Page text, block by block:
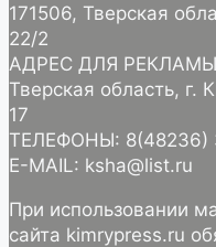
171506, Тверская
22/2
АДРЕС ДЛЯ
Тверская область, г.
17
ТЕЛЕФОНЫ: 8(48236)
E-MAIL: ksha@list.ru
При использовании
сайта kimrypress.ru